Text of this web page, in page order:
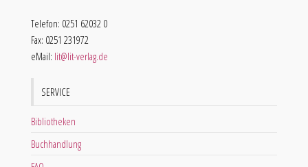
Telefon: 0251 62032 0
Fax: 0251 231972
eMail: lit@lit-verlag.de
SERVICE
Bibliotheken
Buchhandlung